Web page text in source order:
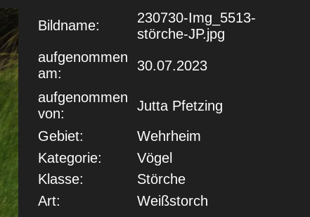
Bildname:
230730-Img_5513-
störche-JP.jpg
aufgenommen
am:
30.07.2023
aufgenommen
von:
Jutta Pfetzing
Gebiet:
Wehrheim
Kategorie:
Vögel
Klasse:
Störche
Art:
Weißstorch